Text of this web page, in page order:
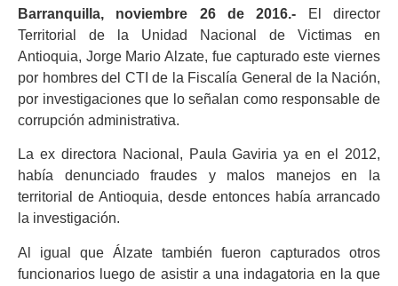
Barranquilla, noviembre 26 de 2016.- El director
Territorial de la Unidad Nacional de Victimas en
Antioquia, Jorge Mario Alzate, fue capturado este viernes
por hombres del CTI de la Fiscalía General de la Nación,
por investigaciones que lo señalan como responsable de
corrupción administrativa.
La ex directora Nacional, Paula Gaviria ya en el 2012,
había denunciado fraudes y malos manejos en la
territorial de Antioquia, desde entonces había arrancado
la investigación.
Al igual que Álzate también fueron capturados otros
funcionarios luego de asistir a una indagatoria en la que